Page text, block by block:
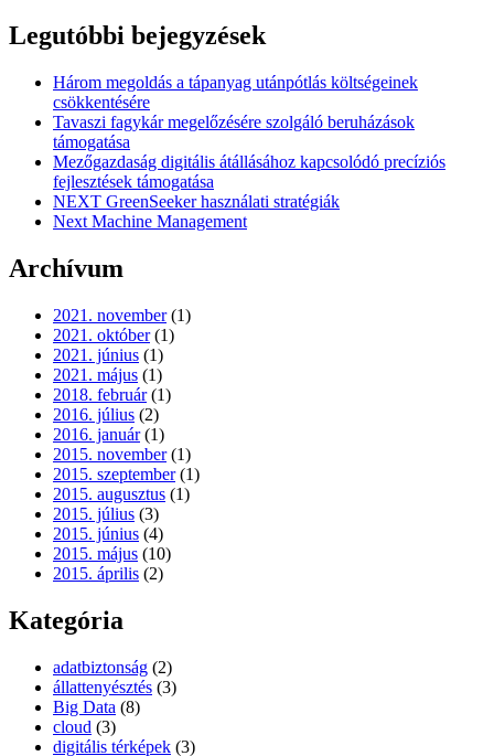
Legutóbbi bejegyzések
Három megoldás a tápanyag utánpótlás költségeinek
csökkentésére
Tavaszi fagykár megelőzésére szolgáló beruházások
támogatása
Mezőgazdaság digitális átállásához kapcsolódó precíziós
fejlesztések támogatása
NEXT GreenSeeker használati stratégiák
Next Machine Management
Archívum
2021. november(1)
2021. október(1)
2021. június (1)
2021. május (1)
2018. február(1)
2016. július (2)
2016. január(1)
2015. november(1)
2015. szeptember(1)
2015. augusztus (1)
2015. július (3)
2015. június (4)
2015. május (10)
2015. április (2)
Kategória
adatbiztonság (2)
állattenyésztés (3)
Big Data (8)
cloud (3)
digitális térképek (3)